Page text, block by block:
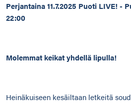
Perjantaina 11.7.2025 Puoti LIVE! -
22:00
Molemmat keikat yhdellä lipulla!
Heinäkuiseen kesäiltaan letkeitä